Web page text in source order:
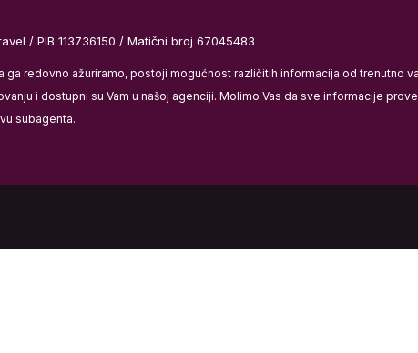
/ PIB 113736150 / Matični broj 67045483
redovno ažuriramo, postoji mogućnost različitih informacija od trenutno
i dostupni su Vam u našoj agenciji. Molimo Vas da sve informacije
subagenta.